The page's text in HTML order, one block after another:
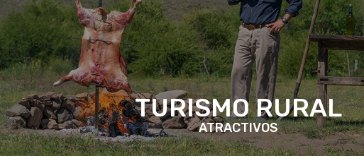
TURISMO RURAL
ATRACTIVOS